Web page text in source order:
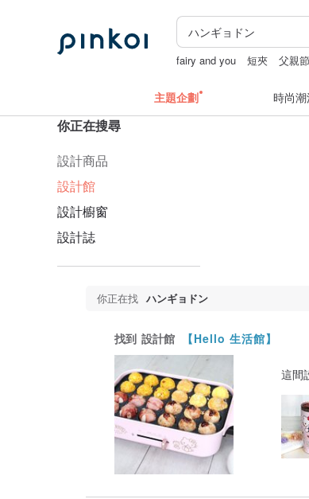
fairy and you 短夾 父親節
主題企劃 時尚
你正在搜尋
設計商品
設計館
設計櫥窗
設計誌
你正在找 ハンギョドン
找到 設計館 【Hello 生活館】
這間